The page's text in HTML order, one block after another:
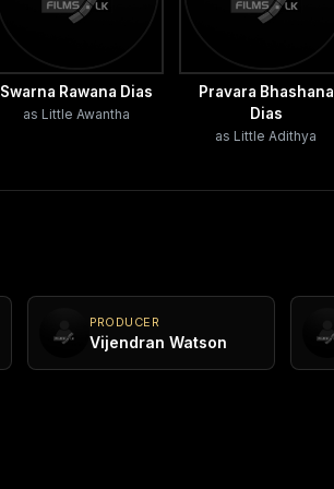
Swarna Rawana Dias
as Little Awantha
Pravara Bhashana
Dias
as Little Adithya
PRODUCER
Vijendran Watson